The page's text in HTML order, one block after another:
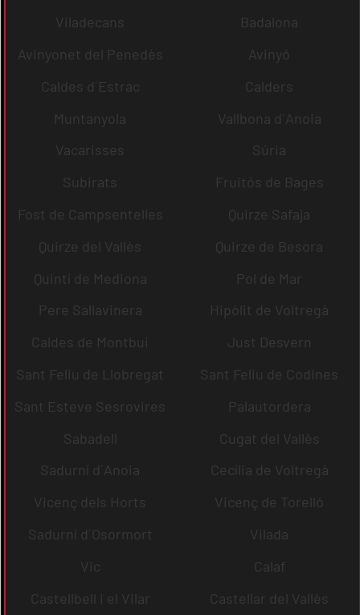
Viladecans
Badalona
Avinyonet del Penedès
Avinyó
Caldes d´Estrac
Calders
Muntanyola
Vallbona d´Anoia
Vacarisses
Súria
Subirats
Fruitós de Bages
Fost de Campsentelles
Quirze Safaja
Quirze del Vallès
Quirze de Besora
Quintí de Mediona
Pol de Mar
Pere Sallavinera
Hipòlit de Voltregà
Caldes de Montbui
Just Desvern
Sant Feliu de Llobregat
Sant Feliu de Codines
Sant Esteve Sesrovires
Palautordera
Sabadell
Cugat del Vallès
Sadurní d´Anoia
Cecília de Voltregà
Vicenç dels Horts
Vicenç de Torelló
Sadurní d´Osormort
Vilada
Vic
Calaf
Castellbell i el Vilar
Castellar del Vallès